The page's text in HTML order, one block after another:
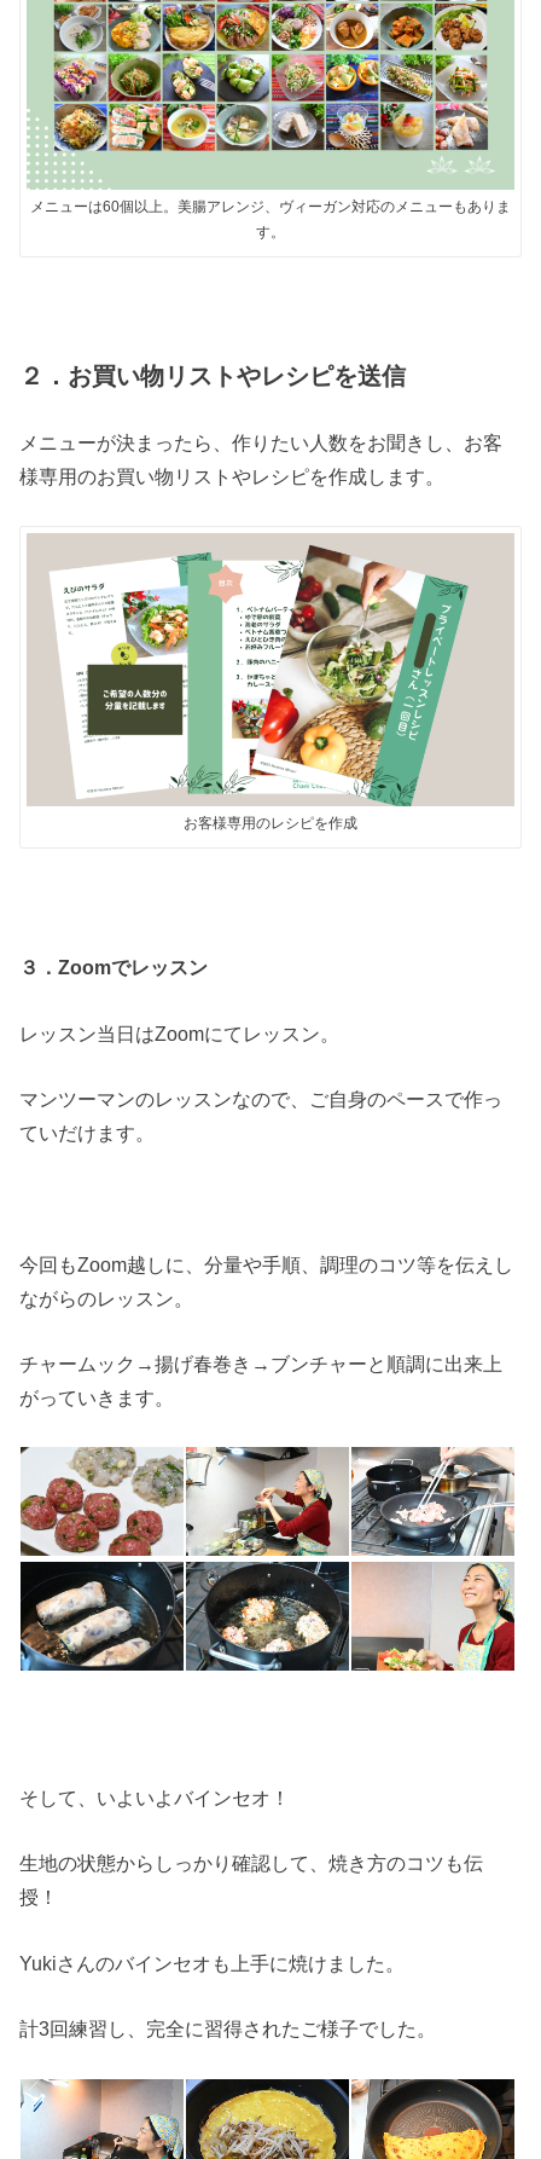
メニューは60個以上。美腸アレンジ、ヴィーガン対応のメニューもありま
す。
２．お買い物リストやレシピを送信
メニューが決まったら、作りたい人数をお聞きし、お客
様専用のお買い物リストやレシピを作成します。
お客様専用のレシピを作成
３．Zoomでレッスン
レッスン当日はZoomにてレッスン。
マンツーマンのレッスンなので、ご自身のペースで作っ
ていだけます。
今回もZoom越しに、分量や手順、調理のコツ等を伝えし
ながらのレッスン。
チャームック→揚げ春巻き→ブンチャーと順調に出来上
がっていきます。
そして、いよいよバインセオ！
生地の状態からしっかり確認して、焼き方のコツも伝
授！
Yukiさんのバインセオも上手に焼けました。
計3回練習し、完全に習得されたご様子でした。